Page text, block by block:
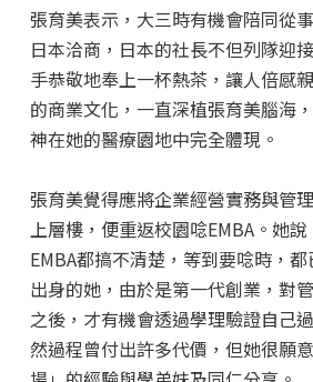
張育美表示，大三時有機會陪同從
日本洽商，日本的社長不但列隊迎
手恭敬地奉上一杯熱茶，讓人倍感
的商業文化，一直深植張育美腦海
神在她的醫療園地中完全體現。
張育美覺得應將企業經營實務與管
上層樓，便重返校園唸EMBA。她
EMBA都搞不清楚，等到要唸時，
出身的她，由於是第一代創業，對
之後，才有機會透過學理驗證自己
然過程曾付出許多代價，但她很願